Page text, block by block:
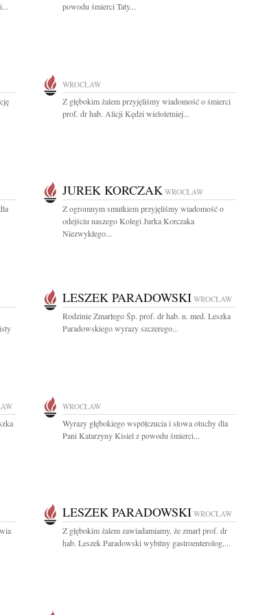
powodu śmierci Taty...
WROCŁAW
Z głębokim żalem przyjęliśmy wiadomość o śmierci
prof. dr hab. Alicji Kędzi wieloletniej...
JUREK KORCZAK WROCŁAW
Z ogromnym smutkiem przyjęliśmy wiadomość o
odejściu naszego Kolegi Jurka Korczaka
Niezwykłego...
LESZEK PARADOWSKI WROCŁAW
Rodzinie Zmarłego Śp. prof. dr hab. n. med. Leszka
Paradowskiego wyrazy szczerego...
WROCŁAW
Wyrazy głębokiego współczucia i słowa otuchy dla
Pani Katarzyny Kisiel z powodu śmierci...
LESZEK PARADOWSKI WROCŁAW
Z głębokim żalem zawiadamiamy, że zmarł prof. dr
hab. Leszek Paradowski wybitny gastroenterolog,...